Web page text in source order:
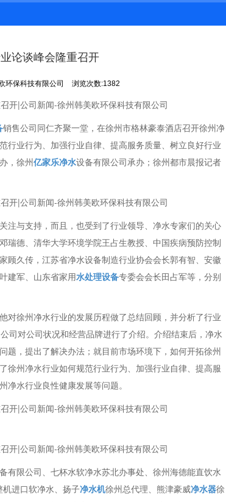
论谈峰会隆重召开
环保科技有限公司 浏览次数:1382
销售公司同仁齐聚一堂，在徐州市格林豪泰酒店召开徐州净
行业行为、加强行业自律、提高服务质量、树立良好行业
，徐州亿家乐净水设备有限公司承办；徐州都市晨报记者
注与支持，而且，也受到了行业领导、净水专家们的关心
瑞德、清华大学环境学院王占生教授、中国疾病预防控制
顾久传，江苏省净水设备制造行业协会会长郭有智、安徽
建军、山东省家用水处理设备专委会会长田占军等，分别
对徐州净水行业的发展历程做了总结回顾，并分析了行业
司对公司状况和经营品牌进行了介绍。介绍结束后，净水
题，提出了解决办法；就目前市场环境下，如何开拓徐州
徐州净水行业如何规范行业行为、加强行业自律、提高服
水行业良性健康发展等问题。
有限公司、七杯水软净水苏北办事处、徐州海德能直饮水
进口软净水、扬子净水机徐州总代理、熊津豪威净水器徐